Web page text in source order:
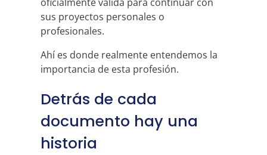
sus proyectos personales o
profesionales.
Ahí es donde realmente entendemos la
importancia de esta profesión.
Detrás de cada
documento hay una
historia